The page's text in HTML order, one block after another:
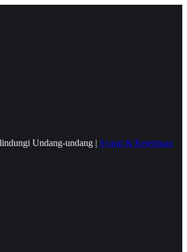
Undang-undang | Syarat & Ketentuan